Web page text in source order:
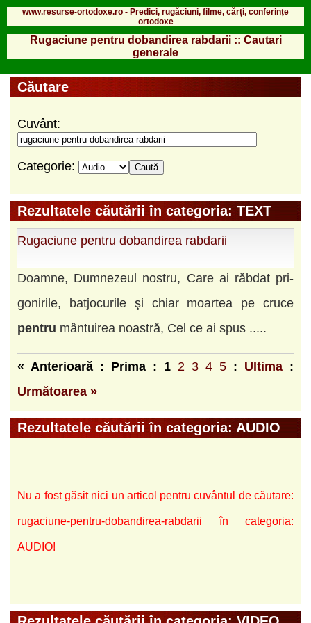
www.resurse-ortodoxe.ro - Predici, rugăciuni, filme, cărți, conferințe
ortodoxe
Rugaciune pentru dobandirea rabdarii :: Cautari
generale
Căutare
Cuvânt:
Categorie:
Rezultatele căutării în categoria: TEXT
Rugaciune pentru dobandirea rabdarii
Doamne, Dumnezeul nostru, Care ai răbdat pri­
go­ni­rile, batjocurile şi chiar moartea pe cruce
pentru mântuirea noastră, Cel ce ai spus .....
« Anterioară : Prima : 1 2 3 4 5 : Ultima :
Următoarea »
Rezultatele căutării în categoria: AUDIO
Nu a fost găsit nici un articol pentru cuvântul de căutare:
rugaciune-pentru-dobandirea-rabdarii în categoria:
AUDIO!